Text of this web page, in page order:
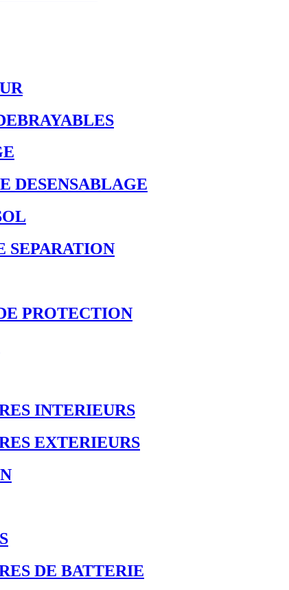
DESENSABLAGE
SEPARATION
PROTECTION
INTERIEURS
EXTERIEURS
DE BATTERIE